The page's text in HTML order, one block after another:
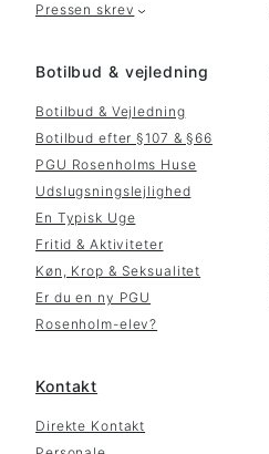
Pressen skrev
Botilbud & vejledning
Botilbud & Vejledning
Botilbud efter §107 & §66
PGU Rosenholms Huse
Udslugsningslejlighed
En Typisk Uge
Fritid & Aktiviteter
Køn, Krop & Seksualitet
Er du en ny PGU
Rosenholm-elev?
Kontakt
Direkte Kontakt